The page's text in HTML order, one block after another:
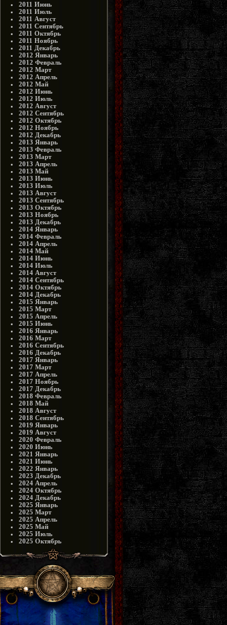
2011 Июнь
2011 Июль
2011 Август
2011 Сентябрь
2011 Октябрь
2011 Ноябрь
2011 Декабрь
2012 Январь
2012 Февраль
2012 Март
2012 Апрель
2012 Май
2012 Июнь
2012 Июль
2012 Август
2012 Сентябрь
2012 Октябрь
2012 Ноябрь
2012 Декабрь
2013 Январь
2013 Февраль
2013 Март
2013 Апрель
2013 Май
2013 Июнь
2013 Июль
2013 Август
2013 Сентябрь
2013 Октябрь
2013 Ноябрь
2013 Декабрь
2014 Январь
2014 Февраль
2014 Апрель
2014 Май
2014 Июнь
2014 Июль
2014 Август
2014 Сентябрь
2014 Октябрь
2014 Декабрь
2015 Январь
2015 Март
2015 Апрель
2015 Июнь
2016 Январь
2016 Март
2016 Сентябрь
2016 Декабрь
2017 Январь
2017 Март
2017 Апрель
2017 Ноябрь
2017 Декабрь
2018 Февраль
2018 Май
2018 Август
2018 Сентябрь
2019 Январь
2019 Август
2020 Февраль
2020 Июнь
2021 Январь
2021 Июнь
2022 Январь
2023 Декабрь
2024 Апрель
2024 Октябрь
2024 Декабрь
2025 Январь
2025 Март
2025 Апрель
2025 Май
2025 Июль
2025 Октябрь